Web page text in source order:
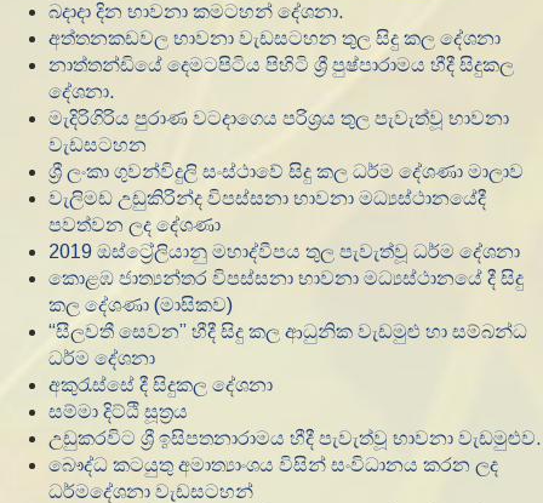
බදාදා දින භාවනා කමටහන් දේශනා.
අත්තනකඩවල භාවනා වැඩසටහන තුල සිදු කල දේශනා
නාත්තන්ඩියේ දෙමටපිටිය පිහිටි ශ්‍රී පුෂ්පාරාමය හීදී සිදුකල
දේශනා.
මැදිරිගිරිය පුරාණ වටදාගෙය පරිශ්‍රය තුල පැවැත්වූ භාවනා
වැඩසටහන
ශ්‍රී ලංකා ගුවන්විදුලි සංස්ථාවේ සිදු කල ධර්ම දේශණා මාලාව
වැලිමඩ උඩුකිරින්ද විපස්සනා භාවනා මධ්‍යස්ථානයේදී
පවත්වන ලද දේශණා
2019 ඔස්ට්‍රේලියානු මහාද්වීපය තුල පැවැත්වූ ධර්ම දේශනා
කොළඹ ජාත්‍යන්තර විපස්සනා භාවනා මධ්‍යස්ථානයේ දී සිදු
කල දේශණා (මාසිකව)
“සීලවතී සෙවන” හීදී සිදු කල ආධුනික වැඩමුළු හා සම්බන්ධ
ධර්ම දේශනා
අකුරැස්සේ දී සිදුකල දේශනා
සම්මා දිට්ඨි සූත්‍රය
උඩුකරවිට ශ්‍රී ඉසිපතනාරාමය හීදී පැවැත්වූ භාවනා වැඩමුළුව.
බෞද්ධ කටයුතු අමාත්‍යාංශය විසින් සංවිධානය කරන ලද
ධර්මදේශනා වැඩසටහන්